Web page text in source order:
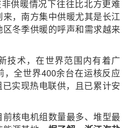
非供暖情况下往往比北方更难
，南方集中供暖尤其是长江
冬季供暖的呼声和需求越来
技术，在世界范围内有着广
，全世界400余台在运核反应
实现热电联供，且已累计安
核电机组数量最多、堆型最